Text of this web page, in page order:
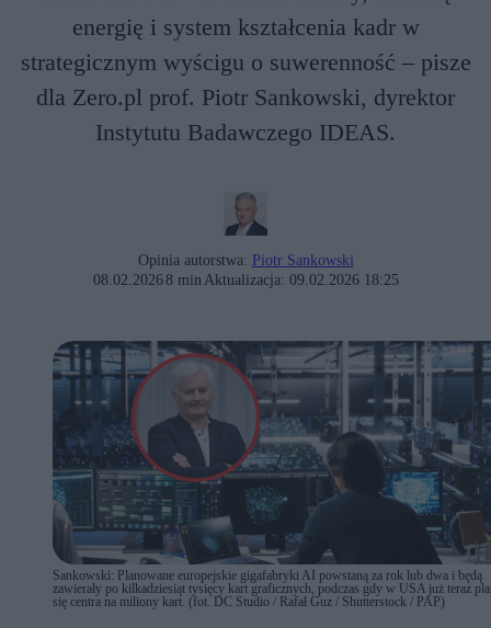
energię i system kształcenia kadr w
strategicznym wyścigu o suwerenność – pisze
dla Zero.pl prof. Piotr Sankowski, dyrektor
Instytutu Badawczego IDEAS.
Opinia autorstwa: Piotr Sankowski
08.02.20268 min Aktualizacja: 09.02.2026 18:25
Sankowski: Planowane europejskie gigafabryki AI powstaną za rok lub dwa i będą
zawierały po kilkadziesiąt tysięcy kart graficznych, podczas gdy w USA już teraz
się centra na miliony kart. (fot. DC Studio / Rafał Guz / Shutterstock / PAP)